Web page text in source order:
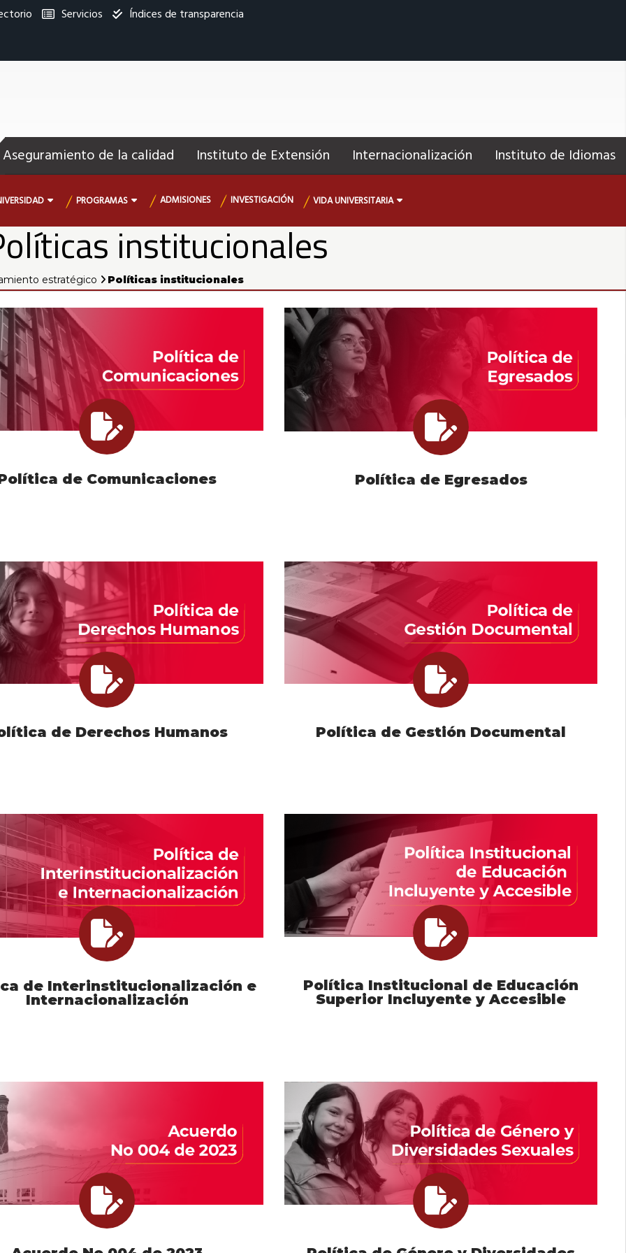
Servicios Índices de transparencia
Aseguramiento de la calidad Instituto de Extensión Internacionalización Instituto de Idiomas
PROGRAMAS ADMISIONES INVESTIGACIÓN VIDA UNIVERSITARIA
institucionales
estratégico Políticas institucionales
de Comunicaciones Política de Egresados
de Derechos Humanos Política de Gestión Documental
de Interinstitucionalización e
Internacionalización
Política Institucional de Educación
Superior Incluyente y Accesible